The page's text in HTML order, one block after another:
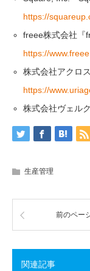
https://
freee株式会社
https://
株式会社アクロ
https://
株式会社ヴェル
生産管理
前のペー
関連記事